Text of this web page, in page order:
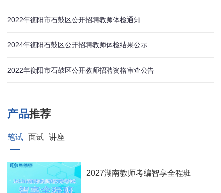
2022年衡阳市石鼓区公开招聘教师体检通知
2024年衡阳石鼓区公开招聘教师体检结果公示
2022年衡阳市石鼓区公开教师招聘资格审查公告
产品推荐
笔试 面试 讲座
2027湖南教师考编智享全程班